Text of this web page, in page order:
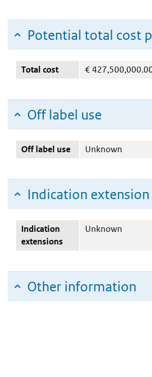
Potential total cost
Total cost €
Off label use
Off label use Unknown
Indication extension
Indication
extensions
Unknown
Other information